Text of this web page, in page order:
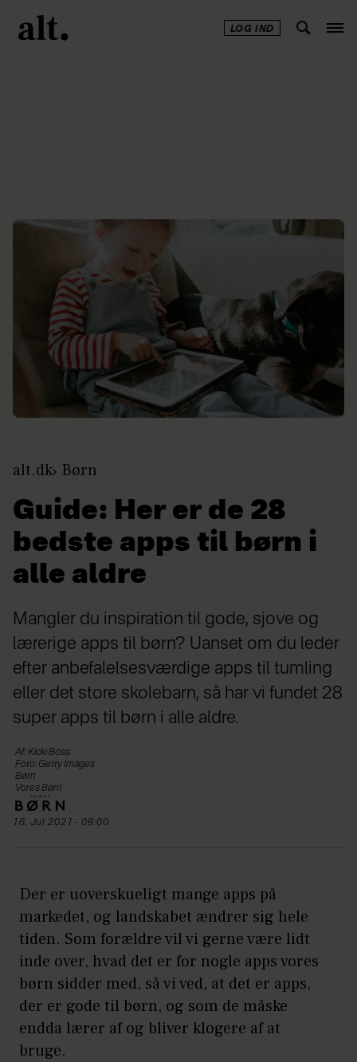
LOG IND
alt.dk Børn
Guide: Her er de 28
bedste apps til børn i
alle aldre
Mangler du inspiration til gode, sjove og
lærerige apps til børn? Uanset om du leder
efter anbefalelsesværdige apps til tumling
eller det store skolebarn, så har vi fundet 28
super apps til børn i alle aldre.
Af: Kicki Boss
Foto: Getty Images
Børn
Vores Børn
16. Jul 2021 - 09:00
Der er uoverskueligt mange apps på
markedet, og landskabet ændrer sig hele
tiden. Som forældre vil vi gerne være lidt
inde over, hvad det er for nogle apps vores
børn sidder med, så vi ved, at det er apps,
der er gode til børn, og som de måske
endda lærer af og bliver klogere af at
bruge.